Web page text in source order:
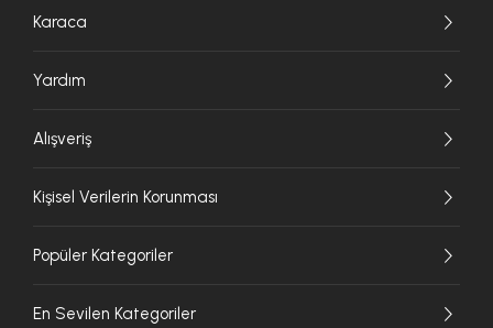
Karaca
Yardım
Alışveriş
Kişisel Verilerin Korunması
Popüler Kategoriler
En Sevilen Kategoriler